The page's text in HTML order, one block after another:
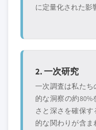
に定量化された影
2. 一次研究
一次調査は私た
的な洞察の約
さと深さを確保
的な関わりが含